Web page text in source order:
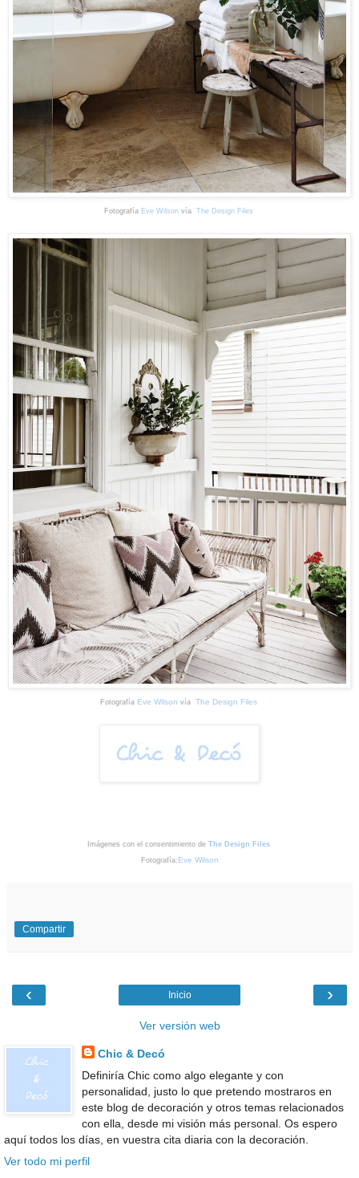
Fotografía Eve Wilson vía The Design Files
Fotografía Eve Wilson vía The Design Files
Imágenes con el consentimiento de The Design Files
Fotografía: Eve Wilson
Compartir
‹ ›
Inicio
Ver versión web
Chic & Decó
Definiría Chic como algo elegante y con
personalidad, justo lo que pretendo mostraros en
este blog de decoración y otros temas relacionados
con ella, desde mi visión más personal. Os espero
aquí todos los días, en vuestra cita diaria con la decoración.
Ver todo mi perfil